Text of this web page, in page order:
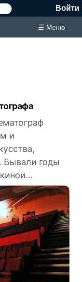
Войти
☰ Меню
и
Бывали годы